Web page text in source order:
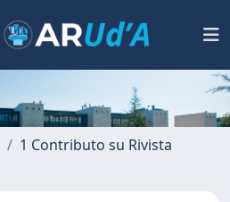
1 Contributo su Rivista